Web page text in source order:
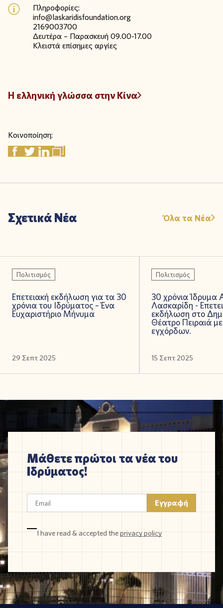
Πληροφορίες:
info@laskaridisfoundation.org
2169003700
Δευτέρα – Παρασκευή 09.00-17.00
Κλειστά επίσημες αργίες
Η ελληνική γλώσσα στην Κίνα
Κοινοποίηση:
Σχετικά Νέα Όλα τα Νέα
Πολιτισμός
Επετειακή εκδήλωση για τα 30
χρόνια του Ιδρύματος – Ένα
Ευχαριστήριο Μήνυμα
29 Σεπτ 2025
Πολιτισμός
30 χρόνια Ίδρυμα
Λασκαρίδη -
εκδήλωση στο
Θέατρο Πειραιά
εγχόρδων.
15 Σεπτ 2025
Μάθετε πρώτοι τα νέα του
Ιδρύματος!
I have read & accepted theprivacy policy